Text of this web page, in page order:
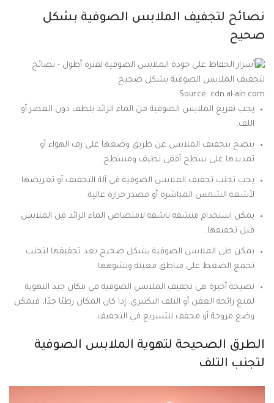
نصائح لتجفيف الملابس الصوفية بشكل
صحيح
Source: cdn.al-ain.com
يجب تفريغ الملابس الصوفية من الماء الزائد بلطف دون العصر أو
اللف.
ينصح بتجفيف الملابس عن طريق وضعها على رف الهواء أو
تمديدها على سطح أفقي نظيف ومسطح.
يجب تجنب تجفيف الملابس الصوفية في آلة التجفيف أو تعريضها
لأشعة الشمس المباشرة أو مصدر حرارة عالية.
يمكن استخدام منشفة ناشفة لامتصاص الماء الزائد من الملابس
قبل تجفيفها.
يمكن طي الملابس الصوفية بشكل صحيح بعد تجفيفها لتجنب
تجمع الضغط على مناطق معينة وتشوهها.
نصيحة أخيرة هي تجفيف الملابس الصوفية في مكان جيد التهوية
لمنع رائحة العفن أو التلف البكتيري. إذا كان المكان رطبًا جدًا، فيمكن
وضع مروحة أو مجفف للتسريع في التجفيف.
الطرق الصحيحة لتهوية الملابس الصوفية
لتجنب التلف